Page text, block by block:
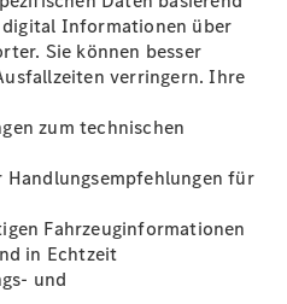
Informationen über
Sie können besser
verringern. Ihre
zum technischen
Handlungsempfehlungen für
Fahrzeuginformationen
in Echtzeit
und